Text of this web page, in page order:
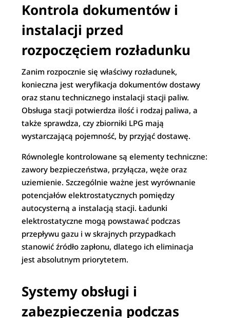
Kontrola dokumentów i
instalacji przed
rozpoczęciem rozładunku
Zanim rozpocznie się właściwy rozładunek,
konieczna jest weryfikacja dokumentów dostawy
oraz stanu technicznego instalacji stacji paliw.
Obsługa stacji potwierdza ilość i rodzaj paliwa, a
także sprawdza, czy zbiorniki LPG mają
wystarczającą pojemność, by przyjąć dostawę.
Równolegle kontrolowane są elementy techniczne:
zawory bezpieczeństwa, przyłącza, węże oraz
uziemienie. Szczególnie ważne jest wyrównanie
potencjałów elektrostatycznych pomiędzy
autocysterną a instalacją stacji. Ładunki
elektrostatyczne mogą powstawać podczas
przepływu gazu i w skrajnych przypadkach
stanowić źródło zapłonu, dlatego ich eliminacja
jest absolutnym priorytetem.
Systemy obsługi i
zabezpieczenia podczas